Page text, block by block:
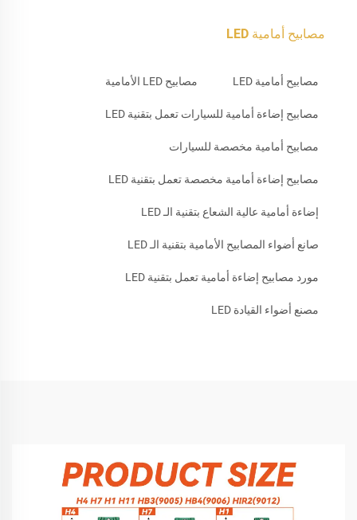
مصابيح أمامية LED
مصابيح أمامية LED مصابيح LED الأمامية
مصابيح إضاءة أمامية للسيارات تعمل بتقنية LED
مصابيح أمامية مخصصة للسيارات
مصابيح إضاءة أمامية مخصصة تعمل بتقنية LED
إضاءة أمامية عالية الشعاع بتقنية الـ LED
صانع أضواء المصابيح الأمامية بتقنية الـ LED
مورد مصابيح إضاءة أمامية تعمل بتقنية LED
مصنع أضواء القيادة LED